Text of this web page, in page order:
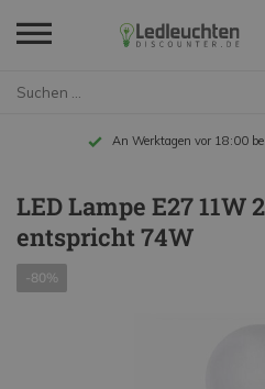
An Werktagen vor 18:00
LED Lampe E27
entspricht 74W
-80%